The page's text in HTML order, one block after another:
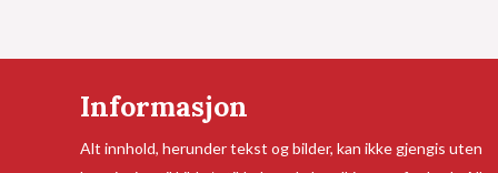
Informasjon
Alt innhold, herunder tekst og bilder, kan ikke gjengis uten